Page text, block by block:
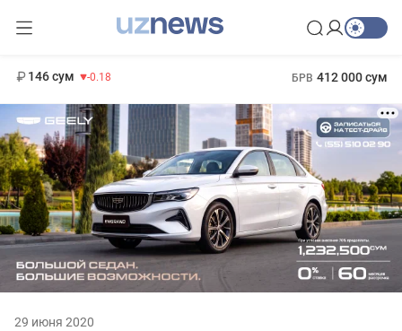
146 сум -0.18 БРВ 412 000 сум
29 июня 2020